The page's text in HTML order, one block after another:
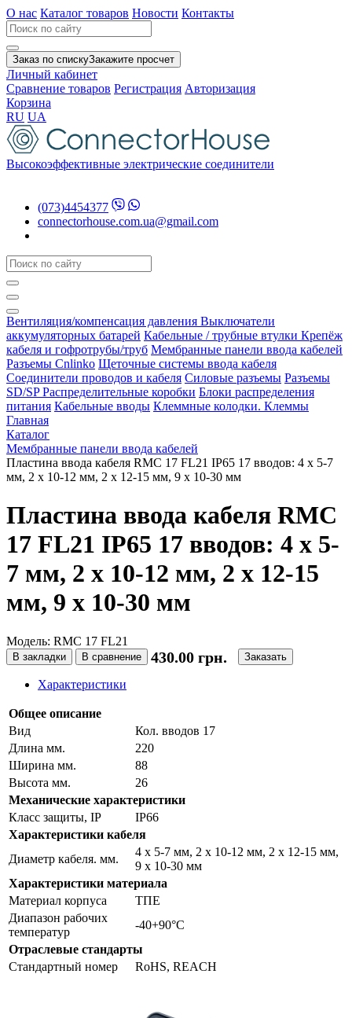
О нас Каталог товаров Новости Контакты
Заказ по спискуЗакажите просчет
Личный кабинет
Сравнение товаров Регистрация Авторизация
Корзина
RU UA
Высокоэффективные электрические соединители
(073)4454377
connectorhouse.com.ua@gmail.com
Вентиляция/компенсация давления Выключатели
аккумуляторных батарей Кабельные / трубные втулки Крепёж
кабеля и гофротрубы/труб Мембранные панели ввода кабелей
Разъемы Cnlinko Щеточные системы ввода кабеля
Соединители проводов и кабеля Силовые разъемы Разъемы
SD/SPРаспределительные коробки Блоки распределения
питания Кабельные вводы Клеммные колодки. Клеммы
Главная
Каталог
Мембранные панели ввода кабелей
Пластина ввода кабеля RMC 17 FL21 IP65 17 вводов: 4 х 5-7
мм, 2 х 10-12 мм, 2 х 12-15 мм, 9 х 10-30 мм
Пластина ввода кабеля RMC
17 FL21 IP65 17 вводов: 4 х 5-
7 мм, 2 х 10-12 мм, 2 х 12-15
мм, 9 х 10-30 мм
Модель: RMC 17 FL21
В закладки В сравнение 430.00 грн. Заказать
Характеристики
Общее описание
Вид
Кол. вводов 17
Длина мм.
220
Ширина мм.
88
Высота мм.
26
Механические характеристики
Класс защиты, IP
IP66
Характеристики кабеля
Диаметр кабеля. мм.
4 х 5-7 мм, 2 х 10-12 мм, 2 х 12-15 мм,
9 х 10-30 мм
Характеристики материала
Материал корпуса
ТПЕ
Диапазон рабочих
температур
-40+90°С
Отраслевые стандарты
Стандартный номер
RoHS, REACH